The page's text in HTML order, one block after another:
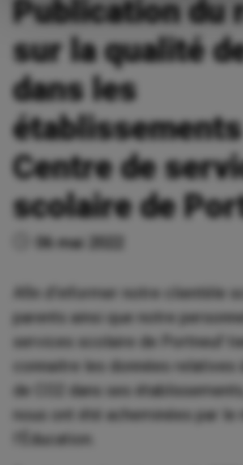
Publication du
sur la qualité
dans les
Centre de
scolaire de
06 mai 2022
Afin d’informer notre clientèle
parents ainsi que notre
services scolaire de Portneuf
connaitre les données relatives
de CO2 dans ses
nous ont été acheminées par le
l’Éducation.